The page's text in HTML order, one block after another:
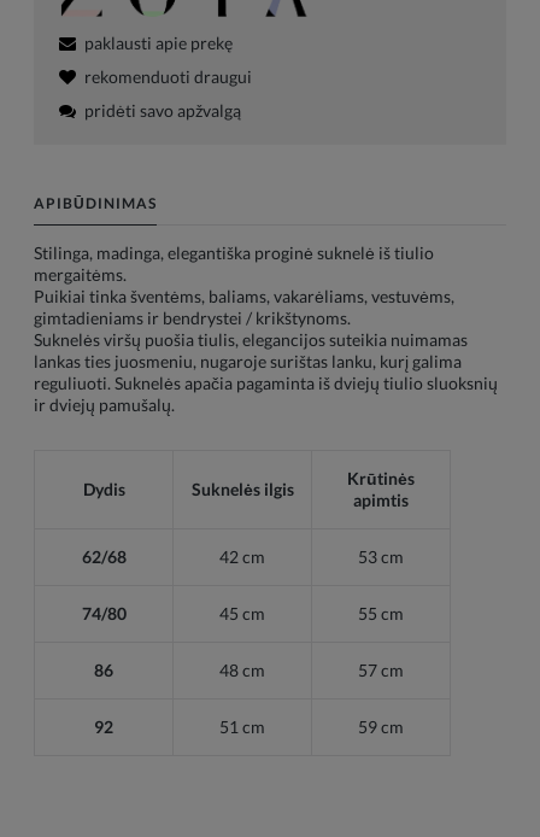
paklausti apie prekę
rekomenduoti draugui
pridėti savo apžvalgą
APIBŪDINIMAS
Stilinga, madinga, elegantiška proginė suknelė iš tiulio
mergaitėms.
Puikiai tinka šventėms, baliams, vakarėliams, vestuvėms,
gimtadieniams ir bendrystei / krikštynoms.
Suknelės viršų puošia tiulis, elegancijos suteikia nuimamas
lankas ties juosmeniu, nugaroje surištas lanku, kurį galima
reguliuoti. Suknelės apačia pagaminta iš dviejų tiulio sluoksnių
ir dviejų pamušalų.
Dydis Suknelės ilgis
Krūtinės
apimtis
62/68 42 cm 53 cm
74/80 45 cm 55 cm
86 48 cm 57 cm
92 51 cm 59 cm